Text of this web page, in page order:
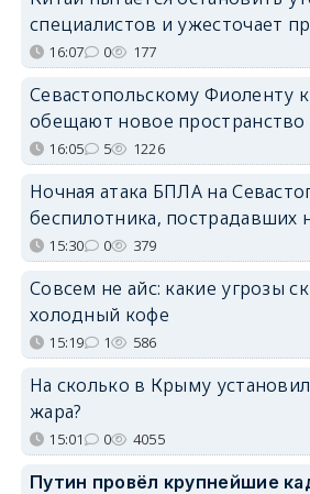
специалистов и ужесточает
16:07 0 177
Севастопольскому Фиоленту
обещают новое пространство
16:05 5 1226
Ночная атака БПЛА на
беспилотника, пострадавших
15:30 0 379
Совсем не айс: какие угрозы
холодный кофе
15:19 1 586
На сколько в Крыму
жара?
15:01 0 4055
Путин провёл крупнейшие